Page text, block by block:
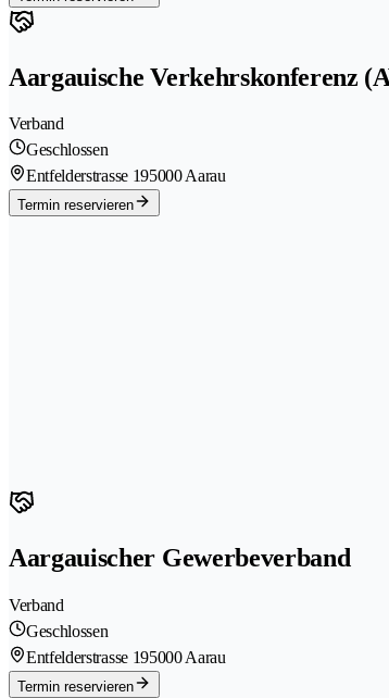
Aargauische Verkehrskonferenz
Verband
Geschlossen
Entfelderstrasse 195000 Aarau
Termin reservieren
Aargauischer Gewerbeverband
Verband
Geschlossen
Entfelderstrasse 195000 Aarau
Termin reservieren